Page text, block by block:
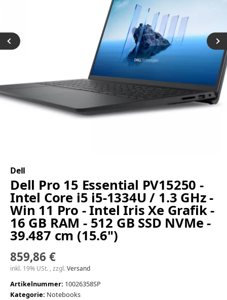
Dell
Dell Pro 15 Essential PV15250 -
Intel Core i5 i5-1334U / 1.3 GHz -
Win 11 Pro - Intel Iris Xe Grafik -
16 GB RAM - 512 GB SSD NVMe -
39.487 cm (15.6")
859,86 €
inkl. 19% USt. , zzgl.Versand
Artikelnummer: 10026358SP
Kategorie: Notebooks